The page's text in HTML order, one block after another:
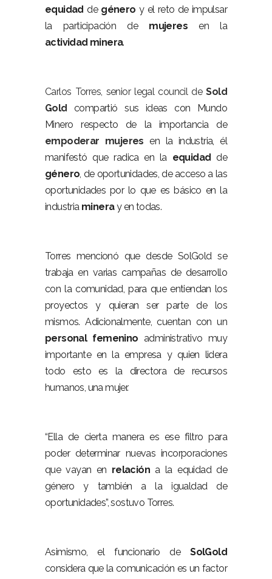
equidad de género y el reto de impulsar
la participación de mujeres en la
actividad minera.
Carlos Torres, senior legal council deSold
Gold compartió sus ideas con Mundo
Minero respecto de la importancia de
empoderar mujeres en la industria, él
manifestó que radica en la equidad de
género, de oportunidades, de acceso a las
oportunidades por lo que es básico en la
industria mineray en todas.
Torres mencionó que desde SolGold se
trabaja en varias campañas de desarrollo
con la comunidad, para que entiendan los
proyectos y quieran ser parte de los
mismos. Adicionalmente, cuentan con un
personal femenino administrativo muy
importante en la empresa y quien lidera
todo esto es la directora de recursos
humanos, una mujer.
“Ella de cierta manera es ese filtro para
poder determinar nuevas incorporaciones
que vayan en relación a la equidad de
género y también a la igualdad de
oportunidades”, sostuvo Torres.
Asimismo, el funcionario deSolGold
considera que la comunicación es un factor